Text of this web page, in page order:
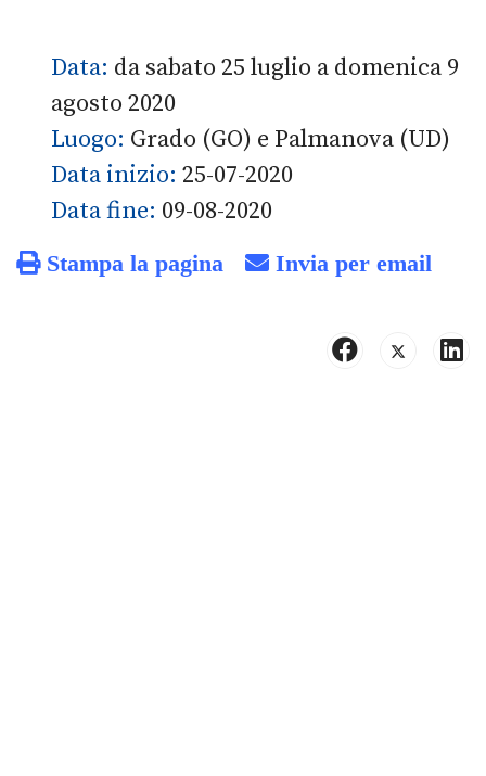
Data: da sabato 25 luglio a domenica 9
agosto 2020
Luogo: Grado (GO) e Palmanova (UD)
Data inizio: 25-07-2020
Data fine: 09-08-2020
Stampa la pagina Invia per email